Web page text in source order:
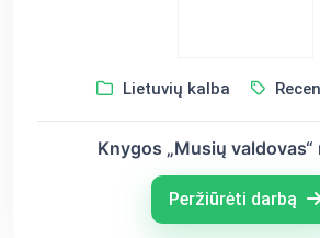
Lietuvių kalba
Knygos „Musių valdovas“
Peržiūrėti darbą